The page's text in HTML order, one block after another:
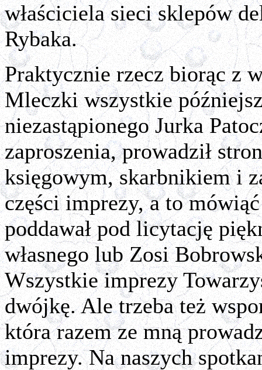
właściciela sieci sklepów
Rybaka.
Praktycznie rzecz biorąc z
Mleczki wszystkie
niezastąpionego Jurka
zaproszenia, prowadził
księgowym, skarbnikiem i
części imprezy, a to
poddawał pod licytację
własnego lub Zosi
Wszystkie imprezy
dwójkę. Ale trzeba też
która razem ze mną
imprezy. Na naszych